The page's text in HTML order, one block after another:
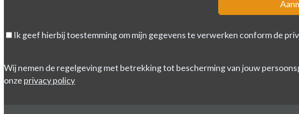
Ik geef hierbij toestemming om mijn gegevens te verwerken conform de
Wij nemen de regelgeving met betrekking tot bescherming van jouw
onze privacy policy